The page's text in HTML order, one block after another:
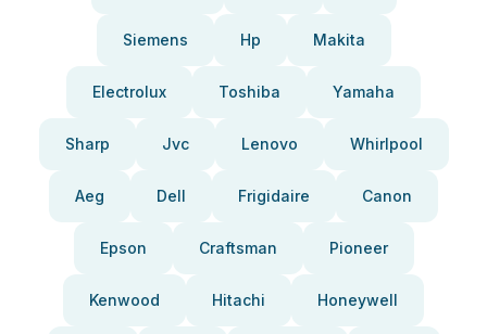
Siemens Hp Makita
Electrolux Toshiba Yamaha
Sharp Jvc Lenovo Whirlpool
Aeg Dell Frigidaire Canon
Epson Craftsman Pioneer
Kenwood Hitachi Honeywell